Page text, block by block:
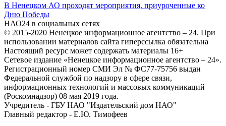
В Ненецком АО проходят мероприятия, приуроченные ко
Дню Победы
НАО24 в социальных сетях
© 2015-2020 Ненецкое информационное агентство – 24. При
использовании материалов сайта гиперссылка обязательна
Настоящий ресурс может содержать материалы 16+
Сетевое издание «Ненецкое информационное агентство – 24».
Регистрационный номер СМИ Эл № ФС77-75756 выдан
Федеральной службой по надзору в сфере связи,
информационных технологий и массовых коммуникаций
(Роскомнадзор) 08 мая 2019 года.
Учредитель - ГБУ НАО "Издательский дом НАО"
Главный редактор - Е.Ю. Тимофеев